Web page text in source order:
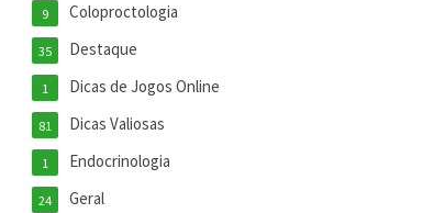
Coloproctologia
9
Destaque
35
Dicas de Jogos Online
1
Dicas Valiosas
81
Endocrinologia
1
Geral
24